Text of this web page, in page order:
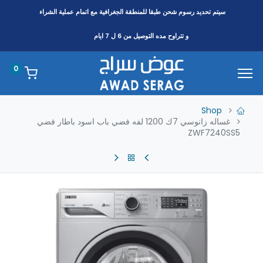
سيتم تحديد رسوم شحن طبقا للمنطقةالجغرافية مع اتمام عملية الشراء
و تتراوح مده التوصيل من 6 ل 7 ايام
0
Shop
غساله زانوسي 7ك 1200 لفه فضي باب اسود باطار فضي
ZWF7240SS5